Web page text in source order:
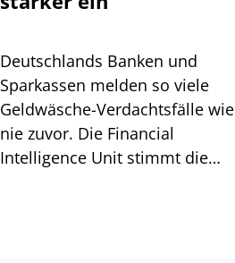
Deutschlands Banken und
Sparkassen melden so viele
Geldwäsche-Verdachtsfälle wie
nie zuvor. Die Financial
Intelligence Unit stimmt die